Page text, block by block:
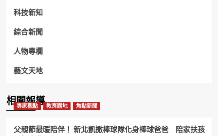
科技新知
綜合新聞
人物專欄
藝文天地
相關報導
專家觀點 教育園地 焦點新聞
父親節最暖陪伴！ 新北凱撒棒球隊化身棒球爸爸 陪家扶孩